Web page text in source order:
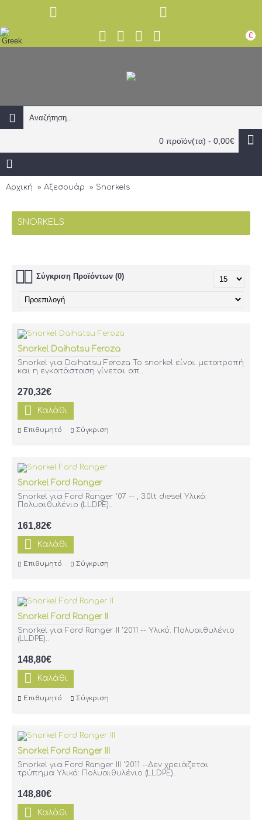
€
0 προϊόν(τα) - 0,00€
Αρχική Αξεσουάρ Snorkels
SNORKELS
Σύγκριση Προϊόντων (0)
Snorkel Daihatsu Feroza
Snorkel για Daihatsu Feroza Το snorkel είναι μετατροπή
και η εγκατάσταση γίνεται απ..
270,32€
Καλάθι
Επιθυμητό Σύγκριση
Snorkel Ford Ranger
Snorkel για Ford Ranger '07 -- , 3.0lt diesel Υλικό:
Πολυαιθυλένιο (LLDPE)..
161,82€
Καλάθι
Επιθυμητό Σύγκριση
Snorkel Ford Ranger II
Snorkel για Ford Ranger II '2011 -- Υλικό: Πολυαιθυλένιο
(LLDPE)..
148,80€
Καλάθι
Επιθυμητό Σύγκριση
Snorkel Ford Ranger III
Snorkel για Ford Ranger III '2011 --Δεν χρειάζεται
τρύπημα Υλικό: Πολυαιθυλένιο (LLDPE)..
148,80€
Καλάθι